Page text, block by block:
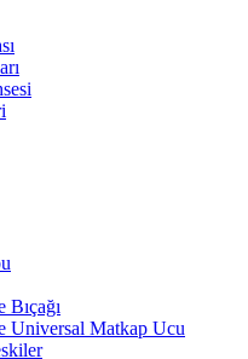
Bıçağı
Universal Matkap Ucu